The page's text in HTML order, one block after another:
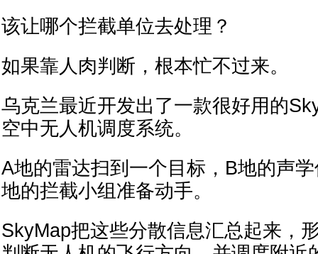
该让哪个拦截单位去处理？
如果靠人肉判断，根本忙不过来。
乌克兰最近开发出了一款很好用的
空中无人机调度系统。
A地的雷达扫到一个目标，B地的声
地的拦截小组准备动手。
SkyMap把这些分散信息汇总起来，